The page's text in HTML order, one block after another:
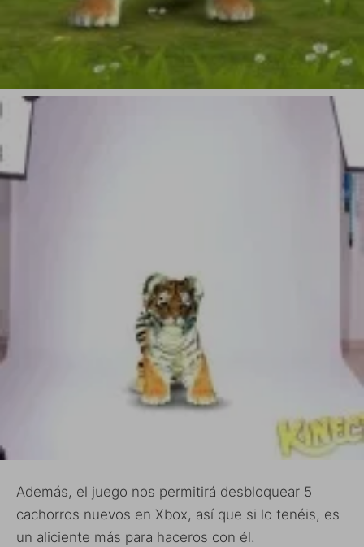
Además, el juego nos permitirá desbloquear 5
cachorros nuevos en Xbox, así que si lo tenéis, es
un aliciente más para haceros con él.